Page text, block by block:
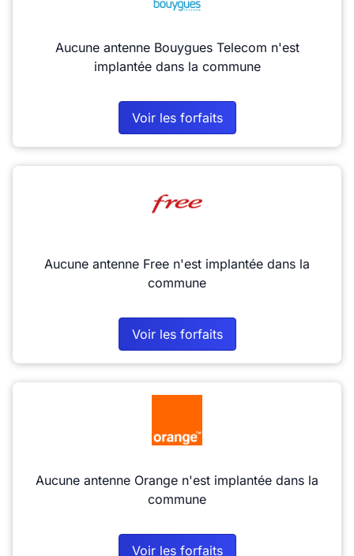
Aucune antenne Bouygues Telecom n'est
implantée dans la commune
Voir les forfaits
Aucune antenne Free n'est implantée dans la
commune
Voir les forfaits
Aucune antenne Orange n'est implantée dans la
commune
Voir les forfaits